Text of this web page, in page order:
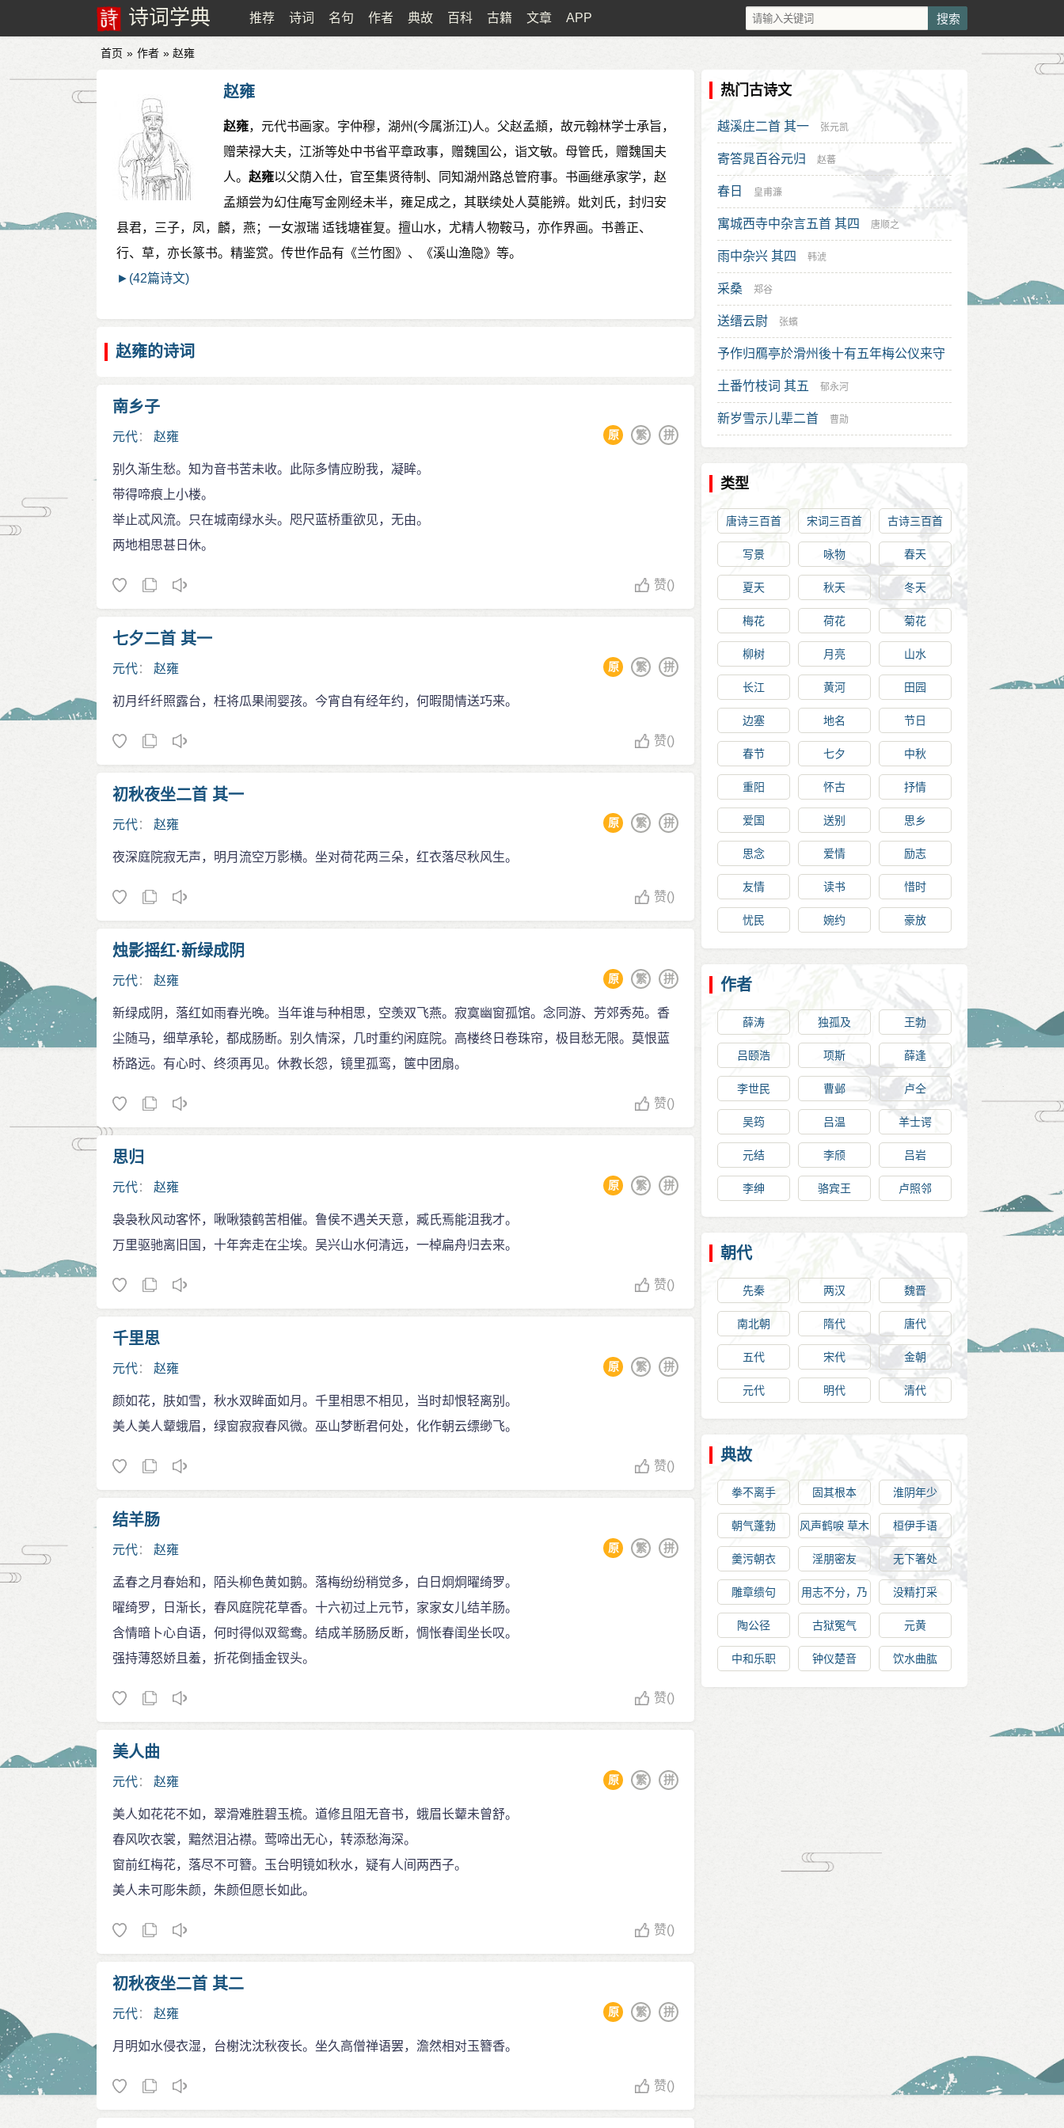
诗词学典 推荐 诗词 名句 作者 典故 百科 古籍 文章 APP
首页 » 作者 » 赵雍
赵雍
赵雍，元代书画家。字仲穆，湖州(今属浙江)人。父赵孟頫，故元翰林学士承旨，
赠荣禄大夫，江浙等处中书省平章政事，赠魏国公，诣文敏。母管氏，赠魏国夫
人。 赵雍以父荫入仕，官至集贤待制、同知湖州路总管府事。书画继承家学，赵
孟頫尝为幻住庵写金刚经未半，雍足成之，其联续处人莫能辨。妣刘氏，封归安
县君，三子，凤，麟，燕；一女淑瑞 适钱塘崔复。擅山水，尤精人物鞍马，亦作界画。书善正、
行、草，亦长篆书。精鉴赏。传世作品有《兰竹图》、《溪山渔隐》等。
►(42篇诗文)
赵雍的诗词
南乡子
元代： 赵雍 拼
繁
原
别久渐生愁。知为音书苦未收。此际多情应盼我，凝眸。
带得啼痕上小楼。
举止忒风流。只在城南绿水头。咫尺蓝桥重欲见，无由。
两地相思甚日休。
赞()
七夕二首 其一
元代： 赵雍 拼
繁
原
初月纤纤照露台，枉将瓜果闹婴孩。今宵自有经年约，何暇閒情送巧来。
赞()
初秋夜坐二首 其一
元代： 赵雍 拼
繁
原
夜深庭院寂无声，明月流空万影横。坐对荷花两三朵，红衣落尽秋风生。
赞()
烛影摇红·新绿成阴
元代： 赵雍 拼
繁
原
新绿成阴，落红如雨春光晚。当年谁与种相思，空羡双飞燕。寂寞幽窗孤馆。念同游、芳郊秀苑。香
尘随马，细草承轮，都成肠断。别久情深，几时重约闲庭院。高楼终日卷珠帘，极目愁无限。莫恨蓝
桥路远。有心时、终须再见。休教长怨，镜里孤鸾，箧中团扇。
赞()
思归
元代： 赵雍 拼
繁
原
袅袅秋风动客怀，啾啾猿鹤苦相催。鲁侯不遇关天意，臧氏焉能沮我才。
万里驱驰离旧国，十年奔走在尘埃。吴兴山水何清远，一棹扁舟归去来。
赞()
千里思
元代： 赵雍 拼
繁
原
颜如花，肤如雪，秋水双眸面如月。千里相思不相见，当时却恨轻离别。
美人美人颦蛾眉，绿窗寂寂春风微。巫山梦断君何处，化作朝云缥缈飞。
赞()
结羊肠
元代： 赵雍 拼
繁
原
孟春之月春始和，陌头柳色黄如鹅。落梅纷纷稍觉多，白日炯炯曜绮罗。
曜绮罗，日渐长，春风庭院花草香。十六初过上元节，家家女儿结羊肠。
含情暗卜心自语，何时得似双鸳鸯。结成羊肠肠反断，惆怅春闺坐长叹。
强持薄怒娇且羞，折花倒插金钗头。
赞()
美人曲
元代： 赵雍 拼
繁
原
美人如花花不如，翠滑难胜碧玉梳。道修且阻无音书，蛾眉长颦未曾舒。
春风吹衣裳，黯然泪沾襟。莺啼出无心，转添愁海深。
窗前红梅花，落尽不可簪。玉台明镜如秋水，疑有人间两西子。
美人未可彫朱颜，朱颜但愿长如此。
赞()
初秋夜坐二首 其二
元代： 赵雍 拼
繁
原
月明如水侵衣湿，台榭沈沈秋夜长。坐久高僧禅语罢，澹然相对玉簪香。
赞()
热门古诗文
越溪庄二首 其一 张元凯
寄答晁百谷元归 赵蕃
春日 皇甫濂
寓城西寺中杂言五首 其四 唐顺之
雨中杂兴 其四 韩淲
采桑 郑谷
送缙云尉 张蠙
予作归鴈亭於滑州後十有五年梅公仪来守
是邦 欧阳修
土番竹枝词 其五 郁永河
新岁雪示儿辈二首 曹勋
类型
唐诗三百首 宋词三百首 古诗三百首
写景 咏物 春天
夏天 秋天 冬天
梅花 荷花 菊花
柳树 月亮 山水
长江 黄河 田园
边塞 地名 节日
春节 七夕 中秋
重阳 怀古 抒情
爱国 送别 思乡
思念 爱情 励志
友情 读书 惜时
忧民 婉约 豪放
作者
薛涛 独孤及 王勃
吕颐浩 项斯 薛逢
李世民 曹邺 卢仝
吴筠 吕温 羊士谔
元结 李颀 吕岩
李绅 骆宾王 卢照邻
朝代
先秦 两汉 魏晋
南北朝 隋代 唐代
五代 宋代 金朝
元代 明代 清代
典故
拳不离手 固其根本 淮阴年少
朝气蓬勃
风声鹤唳 草木
皆妖
桓伊手语
羹污朝衣 淫朋密友 无下箸处
雕章缋句
用志不分，乃
凝于神
没精打采
陶公径 古狱冤气 元黄
中和乐职 钟仪楚音 饮水曲肱